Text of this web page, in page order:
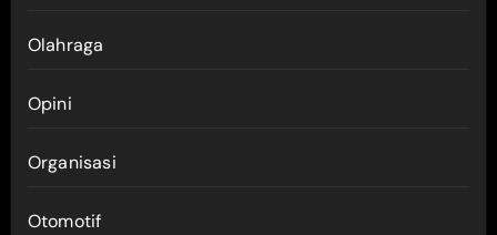
Olahraga
Opini
Organisasi
Otomotif